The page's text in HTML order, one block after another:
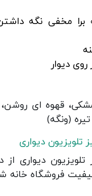
برا مخفی نگه
دیوار
قهوه ای
(ونگه)
تلویزیون دیواری
دیواری از
فروشگاه خانه